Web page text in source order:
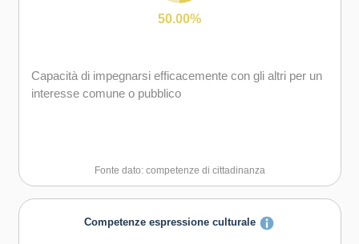
Capacità di essere proattivi e lungimiranti
50.00%
Capacità di impegnarsi efficacemente con gli altri per un
interesse comune o pubblico
Fonte dato: competenze di cittadinanza
Competenze espressione culturale